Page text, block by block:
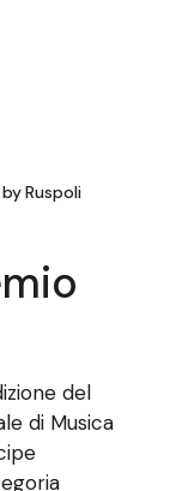
byRuspoli
del
di Musica